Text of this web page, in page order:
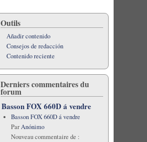
Outils
Añadir contenido
Consejos de redacción
Contenido reciente
Derniers commentaires du
forum
Basson FOX 660D á vendre
Basson FOX 660D á vendre
ParAnónimo
Nouveau commentaire de :